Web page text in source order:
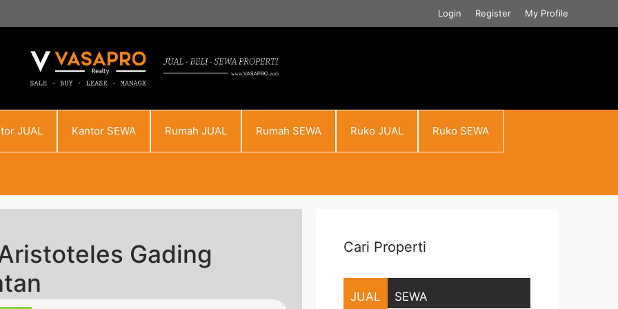
Login Register My Profile
JUAL Kantor SEWA Rumah JUAL Rumah SEWA Ruko JUAL Ruko SEWA
Gading
Cari Properti
JUAL SEWA